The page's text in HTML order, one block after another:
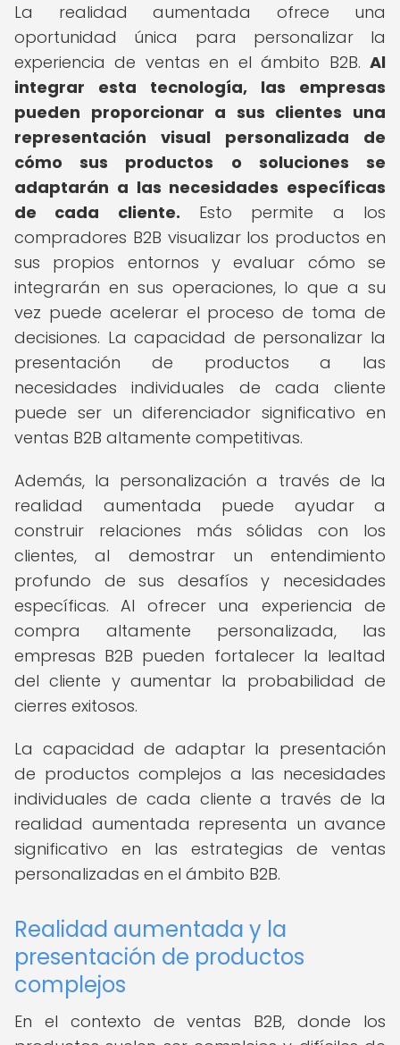
La realidad aumentada ofrece una
oportunidad única para personalizar la
experiencia de ventas en el ámbito B2B. Al
integrar esta tecnología, las empresas
pueden proporcionar a sus clientes una
representación visual personalizada de
cómo sus productos o soluciones se
adaptarán a las necesidades específicas
de cada cliente. Esto permite a los
compradores B2B visualizar los productos en
sus propios entornos y evaluar cómo se
integrarán en sus operaciones, lo que a su
vez puede acelerar el proceso de toma de
decisiones. La capacidad de personalizar la
presentación de productos a las
necesidades individuales de cada cliente
puede ser un diferenciador significativo en
ventas B2B altamente competitivas.
Además, la personalización a través de la
realidad aumentada puede ayudar a
construir relaciones más sólidas con los
clientes, al demostrar un entendimiento
profundo de sus desafíos y necesidades
específicas. Al ofrecer una experiencia de
compra altamente personalizada, las
empresas B2B pueden fortalecer la lealtad
del cliente y aumentar la probabilidad de
cierres exitosos.
La capacidad de adaptar la presentación
de productos complejos a las necesidades
individuales de cada cliente a través de la
realidad aumentada representa un avance
significativo en las estrategias de ventas
personalizadas en el ámbito B2B.
Realidad aumentada y la
presentación de productos
complejos
En el contexto de ventas B2B, donde los